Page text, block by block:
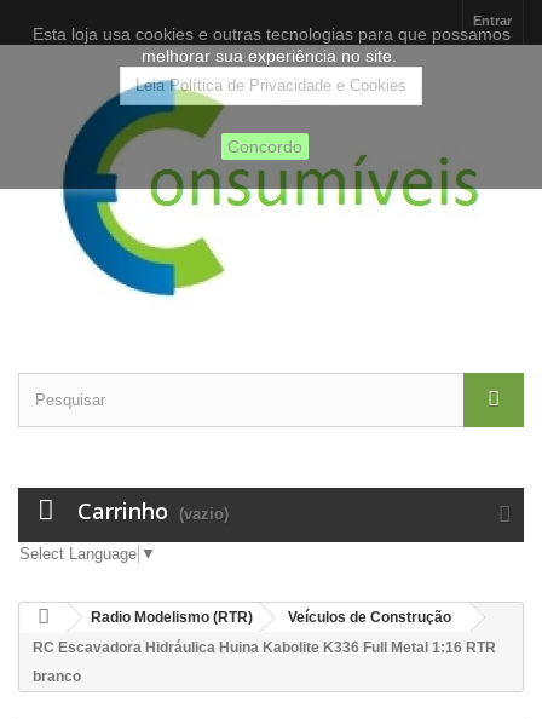
Entrar
Carrinho (vazio)
Select Language ▼
Radio Modelismo (RTR)
Veículos de Construção
RC Escavadora Hidráulica Huina Kabolite K336 Full Metal 1:16 RTR
branco
Esta loja usa cookies e outras tecnologias para que possamos
melhorar sua experiência no site.
Leia Política de Privacidade e Cookies
Concordo